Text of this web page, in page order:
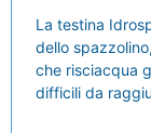
La testina
dello
che risciacqua
difficili da